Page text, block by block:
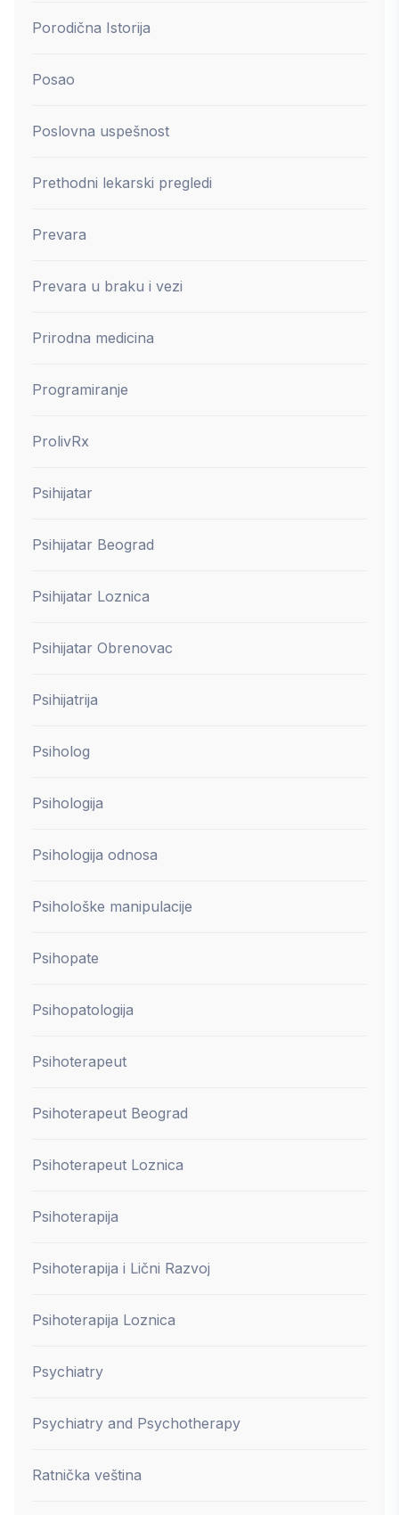
Porodična Istorija
Posao
Poslovna uspešnost
Prethodni lekarski pregledi
Prevara
Prevara u braku i vezi
Prirodna medicina
Programiranje
ProlivRx
Psihijatar
Psihijatar Beograd
Psihijatar Loznica
Psihijatar Obrenovac
Psihijatrija
Psiholog
Psihologija
Psihologija odnosa
Psihološke manipulacije
Psihopate
Psihopatologija
Psihoterapeut
Psihoterapeut Beograd
Psihoterapeut Loznica
Psihoterapija
Psihoterapija i Lični Razvoj
Psihoterapija Loznica
Psychiatry
Psychiatry and Psychotherapy
Ratnička veština